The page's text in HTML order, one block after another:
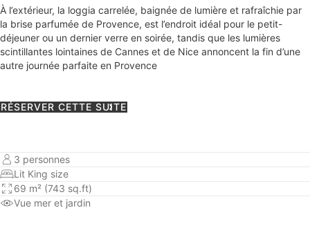
À l’extérieur, la loggia carrelée, baignée de lumière et rafraîchie par
la brise parfumée de Provence, est l’endroit idéal pour le petit-
déjeuner ou un dernier verre en soirée, tandis que les lumières
scintillantes lointaines de Cannes et de Nice annoncent la fin d’une
autre journée parfaite en Provence
RÉSERVER CETTE SUITE
3 personnes
Lit King size
69 m² (743 sq.ft)
Vue mer et jardin